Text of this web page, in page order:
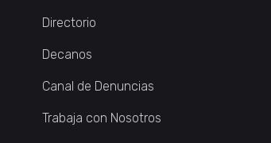
Directorio
Decanos
Canal de Denuncias
Trabaja con Nosotros